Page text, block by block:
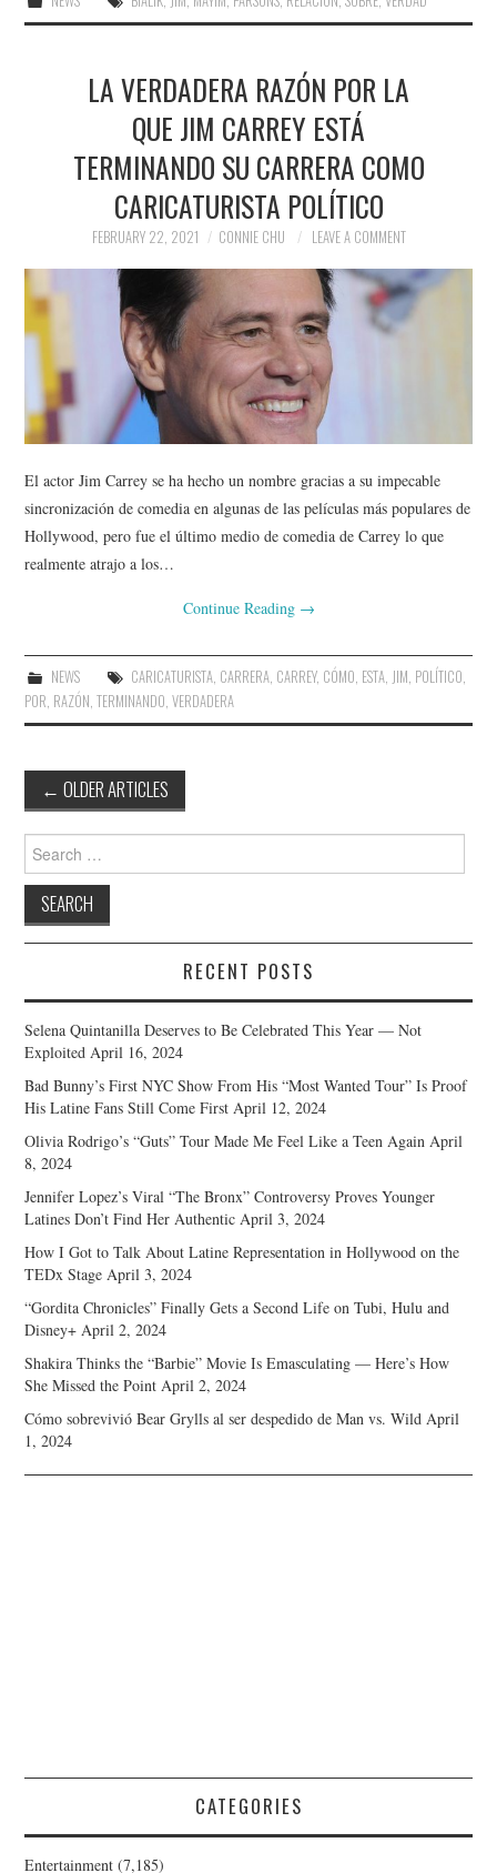
LA VERDADERA RAZÓN POR LA
QUE JIM CARREY ESTÁ
TERMINANDO SU CARRERA COMO
CARICATURISTA POLÍTICO
FEBRUARY 22, 2021 CONNIE CHU LEAVE A COMMENT
El actor Jim Carrey se ha hecho un nombre gracias a su impecable
sincronización de comedia en algunas de las películas más populares de
Hollywood, pero fue el último medio de comedia de Carrey lo que
realmente atrajo a los…
Continue Reading →
NEWS CARICATURISTA, CARRERA, CARREY, CÓMO, ESTA, JIM, POLÍTICO,
POR, RAZÓN,TERMINANDO,VERDADERA
Post
navigation
← OLDER ARTICLES
Search
for:
RECENT POSTS
Selena Quintanilla Deserves to Be Celebrated This Year — Not
Exploited April 16, 2024
Bad Bunny’s First NYC Show From His “Most Wanted Tour” Is Proof
His Latine Fans Still Come First April 12, 2024
Olivia Rodrigo’s “Guts” Tour Made Me Feel Like a Teen Again April
8, 2024
Jennifer Lopez’s Viral “The Bronx” Controversy Proves Younger
Latines Don’t Find Her Authentic April 3, 2024
How I Got to Talk About Latine Representation in Hollywood on the
TEDx Stage April 3, 2024
“Gordita Chronicles” Finally Gets a Second Life on Tubi, Hulu and
Disney+ April 2, 2024
Shakira Thinks the “Barbie” Movie Is Emasculating — Here’s How
She Missed the Point April 2, 2024
Cómo sobrevivió Bear Grylls al ser despedido de Man vs. Wild April
1, 2024
CATEGORIES
Entertainment (7,185)